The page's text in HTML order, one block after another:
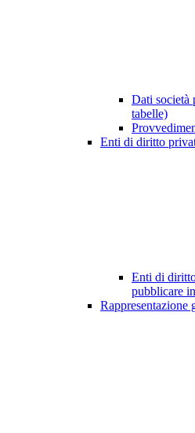
Dati società
tabelle)
Enti di diritto
Enti di
pubblicare
Rappresentazione